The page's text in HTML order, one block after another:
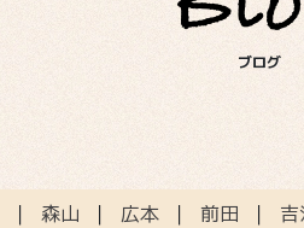
ブログ
｜ 森山 ｜ 広本 ｜ 前田 ｜